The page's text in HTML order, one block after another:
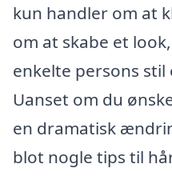
kun handler om at
om at skabe et
enkelte persons
Uanset om du
en dramatisk
blot nogle tips til